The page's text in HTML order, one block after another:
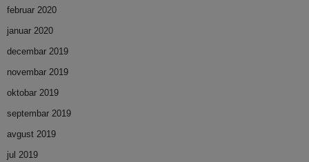
februar 2020
januar 2020
decembar 2019
novembar 2019
oktobar 2019
septembar 2019
avgust 2019
jul 2019